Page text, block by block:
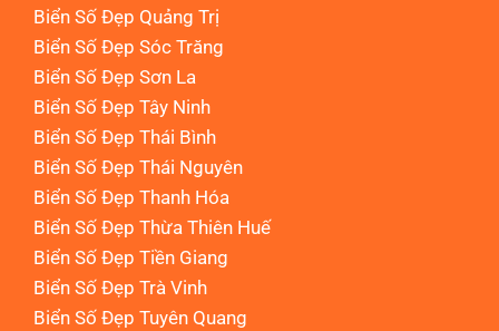
Biển Số Đẹp Quảng Trị
Biển Số Đẹp Sóc Trăng
Biển Số Đẹp Sơn La
Biển Số Đẹp Tây Ninh
Biển Số Đẹp Thái Bình
Biển Số Đẹp Thái Nguyên
Biển Số Đẹp Thanh Hóa
Biển Số Đẹp Thừa Thiên Huế
Biển Số Đẹp Tiền Giang
Biển Số Đẹp Trà Vinh
Biển Số Đẹp Tuyên Quang